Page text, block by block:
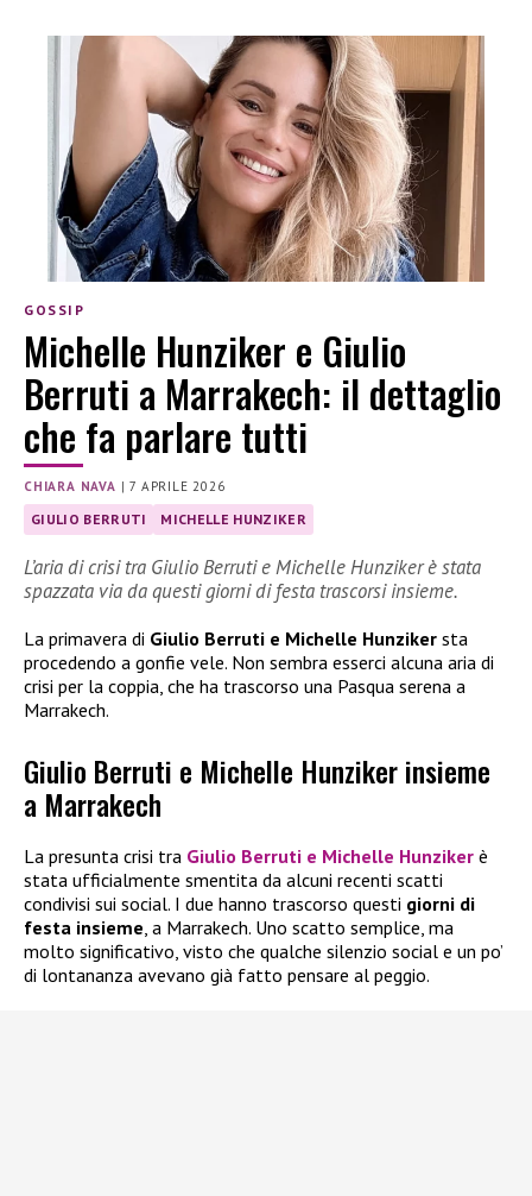
GOSSIP
Michelle Hunziker e Giulio
Berruti a Marrakech: il dettaglio
che fa parlare tutti
CHIARA NAVA |7 APRILE 2026
GIULIO BERRUTI MICHELLE HUNZIKER
L’aria di crisi tra Giulio Berruti e Michelle Hunziker è stata
spazzata via da questi giorni di festa trascorsi insieme.
La primavera di Giulio Berruti e Michelle Hunziker sta
procedendo a gonfie vele. Non sembra esserci alcuna aria di
crisi per la coppia, che ha trascorso una Pasqua serena a
Marrakech.
Giulio Berruti e Michelle Hunziker insieme
a Marrakech
La presunta crisi tra Giulio Berruti e Michelle Hunziker è
stata ufficialmente smentita da alcuni recenti scatti
condivisi sui social. I due hanno trascorso questi giorni di
festa insieme , a Marrakech. Uno scatto semplice, ma
molto significativo, visto che qualche silenzio social e un po’
di lontananza avevano già fatto pensare al peggio.